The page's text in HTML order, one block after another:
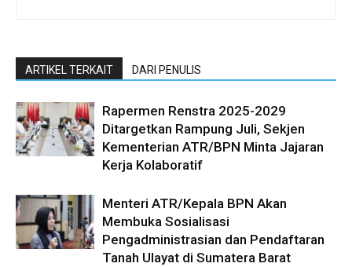
ARTIKEL TERKAIT DARI PENULIS
Rapermen Renstra 2025-2029
Ditargetkan Rampung Juli, Sekjen
Kementerian ATR/BPN Minta Jajaran
Kerja Kolaboratif
Menteri ATR/Kepala BPN Akan
Membuka Sosialisasi
Pengadministrasian dan Pendaftaran
Tanah Ulayat di Sumatera Barat